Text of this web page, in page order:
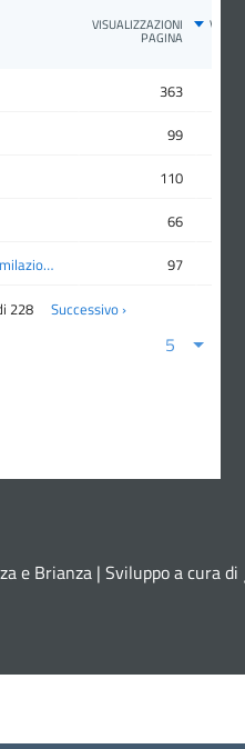
e Brianza | Sviluppo a cura di